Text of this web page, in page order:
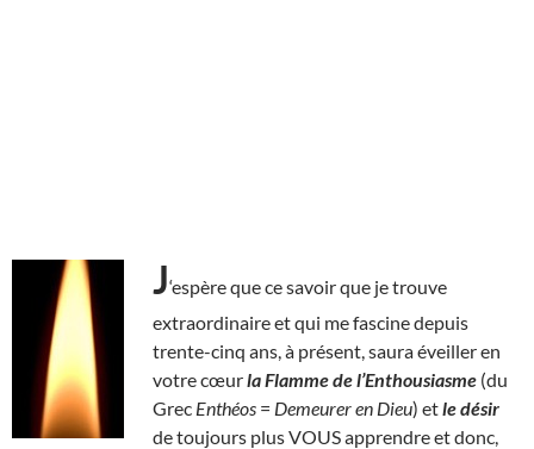
J‘espère que ce savoir que je trouve
extraordinaire et qui me fascine depuis
trente-cinq ans, à présent, saura éveiller en
votre cœurla Flamme de l’Enthousiasme (du
Grec Enthéos = Demeurer en Dieu) etle désir
de toujours plus VOUS apprendre et donc,